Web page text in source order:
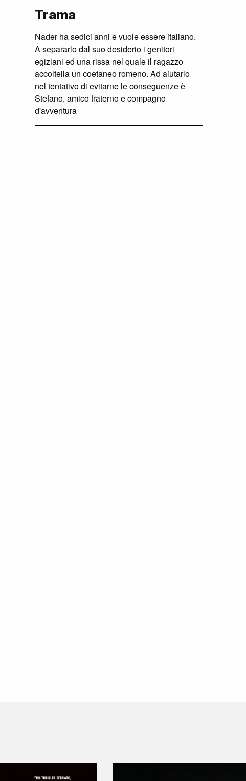
Trama
Nader ha sedici anni e vuole essere italiano.
A separarlo dal suo desiderio i genitori
egiziani ed una rissa nel quale il ragazzo
accoltella un coetaneo romeno. Ad aiutarlo
nel tentativo di evitarne le conseguenze è
Stefano, amico fraterno e compagno
d'avventura